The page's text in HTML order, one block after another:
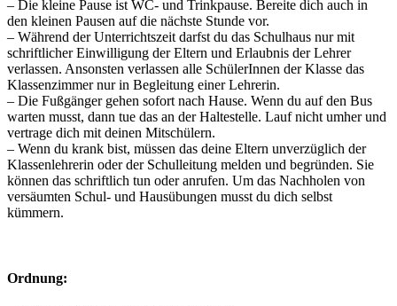
– Die kleine Pause ist WC- und Trinkpause. Bereite dich auch in
den kleinen Pausen auf die nächste Stunde vor.
– Während der Unterrichtszeit darfst du das Schulhaus nur mit
schriftlicher Einwilligung der Eltern und Erlaubnis der Lehrer
verlassen. Ansonsten verlassen alle SchülerInnen der Klasse das
Klassenzimmer nur in Begleitung einer Lehrerin.
– Die Fußgänger gehen sofort nach Hause. Wenn du auf den Bus
warten musst, dann tue das an der Haltestelle. Lauf nicht umher und
vertrage dich mit deinen Mitschülern.
– Wenn du krank bist, müssen das deine Eltern unverzüglich der
Klassenlehrerin oder der Schulleitung melden und begründen. Sie
können das schriftlich tun oder anrufen. Um das Nachholen von
versäumten Schul- und Hausübungen musst du dich selbst
kümmern.
Ordnung: